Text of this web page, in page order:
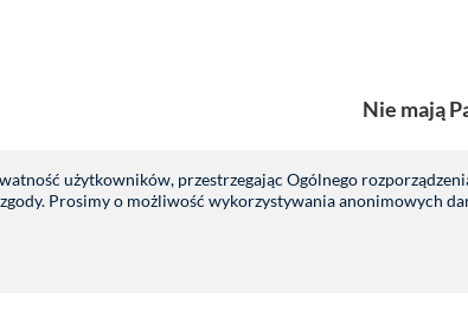
użytkowników, przestrzegając Ogólnego
Prosimy o możliwość wykorzystywania anonimowych
Nie mają